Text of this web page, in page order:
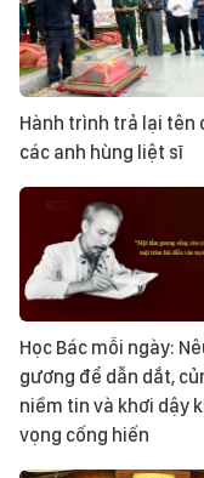
Hành trình trả lại tên
các anh hùng liệt sĩ
Học Bác mỗi ngày:
gương để dẫn dắt,
niềm tin và khơi dậy
vọng cống hiến